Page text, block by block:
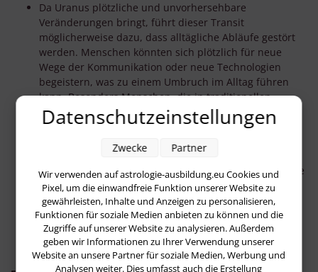
Da Uranus plötzliche und unvorhersehbare
Veränderungen bringt, führt dieser Transit
möglicherweise dazu, dass alltägliche Abläufe gestört
werden. Menschen könnten sich plötzlich für neue
Wege der Kommunikation oder neue Technologien
begeistern, was zu einem Umbruch im Alltag führen
kann. Besonders Menschen, die in traditionellen
Berufen oder in einem eher konservativen Umfeld
arbeiten, könnten von diesem Transit überrascht
Es könnte auch zu Veränderungen in der Art und Weise
kommen, wie man Reisen oder alltägliche Mobilität
handhabt. Der Einfluss auf den Bereich der
Kommunikationstechnologie könnte zu einem Anstieg
der Nutzung von Online-Plattformen und mobilen
Geräten führen.
Datenschutzeinstellungen
Wir verwenden auf astrologie-ausbildung.eu Cookies und
Pixel, um die einwandfreie Funktion unserer Website zu
gewährleisten, Inhalte und Anzeigen zu personalisieren,
Funktionen für soziale Medien anbieten zu können und die
Zugriffe auf unserer Website zu analysieren. Außerdem
geben wir Informationen zu Ihrer Verwendung unserer
Website an unsere Partner für soziale Medien, Werbung und
Analysen weiter. Dies umfasst auch die Erstellung
Zwecke Partner